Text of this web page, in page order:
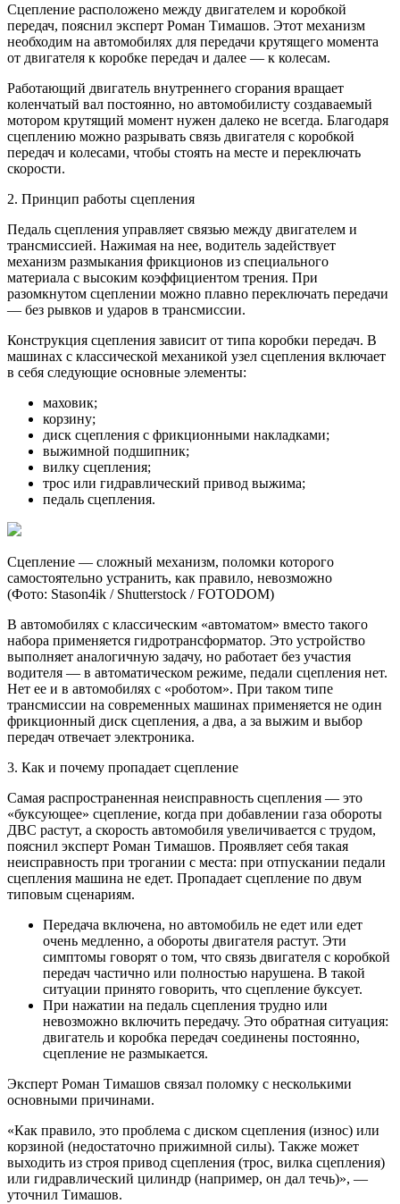
Сцепление расположено между двигателем и коробкой
передач, пояснил эксперт Роман Тимашов. Этот механизм
необходим на автомобилях для передачи крутящего момента
от двигателя к коробке передач и далее — к колесам.
Работающий двигатель внутреннего сгорания вращает
коленчатый вал постоянно, но автомобилисту создаваемый
мотором крутящий момент нужен далеко не всегда. Благодаря
сцеплению можно разрывать связь двигателя с коробкой
передач и колесами, чтобы стоять на месте и переключать
скорости.
2. Принцип работы сцепления
Педаль сцепления управляет связью между двигателем и
трансмиссией. Нажимая на нее, водитель задействует
механизм размыкания фрикционов из специального
материала с высоким коэффициентом трения. При
разомкнутом сцеплении можно плавно переключать передачи
— без рывков и ударов в трансмиссии.
Конструкция сцепления зависит от типа коробки передач. В
машинах с классической механикой узел сцепления включает
в себя следующие основные элементы:
маховик;
корзину;
диск сцепления с фрикционными накладками;
выжимной подшипник;
вилку сцепления;
трос или гидравлический привод выжима;
педаль сцепления.
Сцепление — сложный механизм, поломки которого
самостоятельно устранить, как правило, невозможно
(Фото: Stason4ik / Shutterstock / FOTODOM)
В автомобилях с классическим «автоматом» вместо такого
набора применяется гидротрансформатор. Это устройство
выполняет аналогичную задачу, но работает без участия
водителя — в автоматическом режиме, педали сцепления нет.
Нет ее и в автомобилях с «роботом». При таком типе
трансмиссии на современных машинах применяется не один
фрикционный диск сцепления, а два, а за выжим и выбор
передач отвечает электроника.
3. Как и почему пропадает сцепление
Самая распространенная неисправность сцепления — это
«буксующее» сцепление, когда при добавлении газа обороты
ДВС растут, а скорость автомобиля увеличивается с трудом,
пояснил эксперт Роман Тимашов. Проявляет себя такая
неисправность при трогании с места: при отпускании педали
сцепления машина не едет. Пропадает сцепление по двум
типовым сценариям.
Передача включена, но автомобиль не едет или едет
очень медленно, а обороты двигателя растут. Эти
симптомы говорят о том, что связь двигателя с коробкой
передач частично или полностью нарушена. В такой
ситуации принято говорить, что сцепление буксует.
При нажатии на педаль сцепления трудно или
невозможно включить передачу. Это обратная ситуация:
двигатель и коробка передач соединены постоянно,
сцепление не размыкается.
Эксперт Роман Тимашов связал поломку с несколькими
основными причинами.
«Как правило, это проблема с диском сцепления (износ) или
корзиной (недостаточно прижимной силы). Также может
выходить из строя привод сцепления (трос, вилка сцепления)
или гидравлический цилиндр (например, он дал течь)», —
уточнил Тимашов.